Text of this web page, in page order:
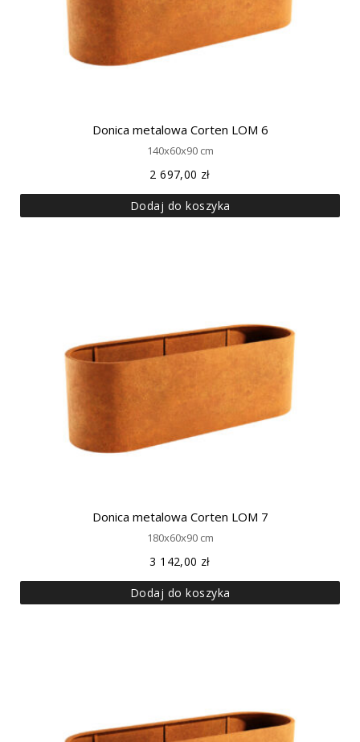
Donica metalowa Corten LOM 6
140x60x90 cm
2 697,00 zł
Dodaj do koszyka
Donica metalowa Corten LOM 7
180x60x90 cm
3 142,00 zł
Dodaj do koszyka